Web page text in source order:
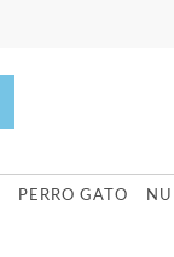
PERRO GATO